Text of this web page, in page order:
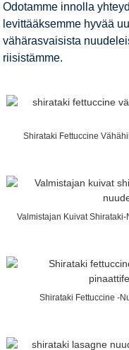
Odotamme innolla
levittääksemme hyvää
vähärasvaisista
riisistämme.
Shirataki Fettuccine
Valmistajan Kuivat
Shirataki Fettuccine -